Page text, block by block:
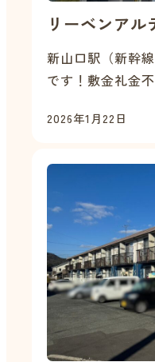
リーベンア
新山口駅（新幹
です！敷金礼金
2026年1月22日